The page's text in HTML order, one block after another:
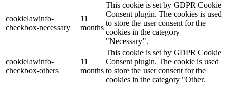
cookielawinfo-
checkbox-necessary
11
months
This cookie is set by GDPR Cookie
Consent plugin. The cookies is used
to store the user consent for the
cookies in the category
"Necessary".
cookielawinfo-
checkbox-others
11
months
This cookie is set by GDPR Cookie
Consent plugin. The cookie is used
to store the user consent for the
cookies in the category "Other.